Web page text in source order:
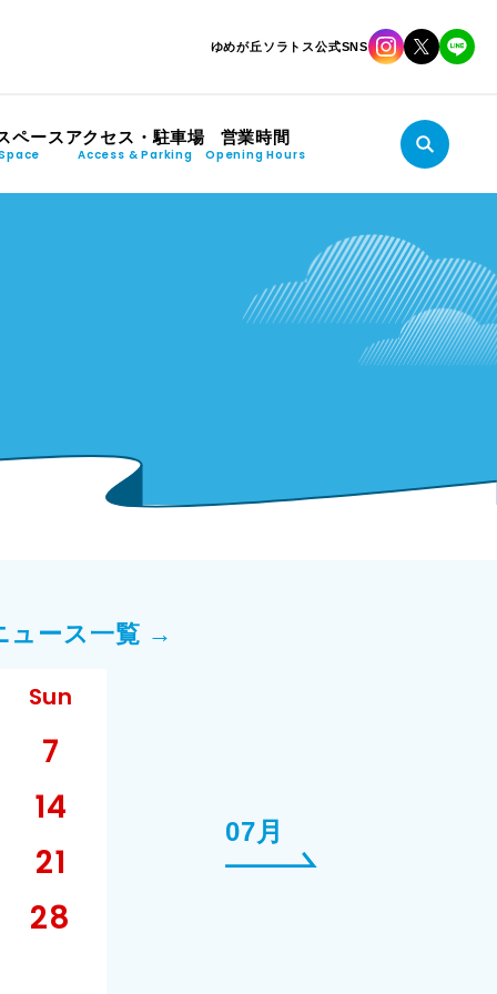
ゆめが丘ソラトス公式SNS
ペースアクセス・駐車場
Access & Parking
営業時間
Opening Hours
ュース一覧 →
Sun
7
14
21
28
07月